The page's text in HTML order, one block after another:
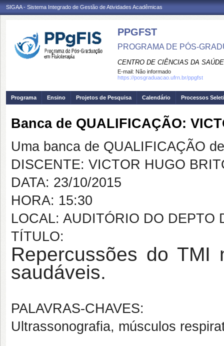
SIGAA - Sistema Integrado de Gestão de Atividades Acadêmicas
PPGFST
PROGRAMA DE PÓS-
CENTRO DE CIÊNCIAS DA SAÚDE
E-mail: Não informado
https://posgraduacao.ufrn.br/ppgfst
Programa Ensino Projetos de Pesquisa Calendário Processos
Banca de QUALIFICAÇÃO:
Uma banca de QUALIFICAÇÃO
DISCENTE: VICTOR HUGO
DATA: 23/10/2015
HORA: 15:30
LOCAL: AUDITÓRIO DO DEPTO
TÍTULO:
Repercussões do
saudáveis.
PALAVRAS-CHAVES:
Ultrassonografia, músculos